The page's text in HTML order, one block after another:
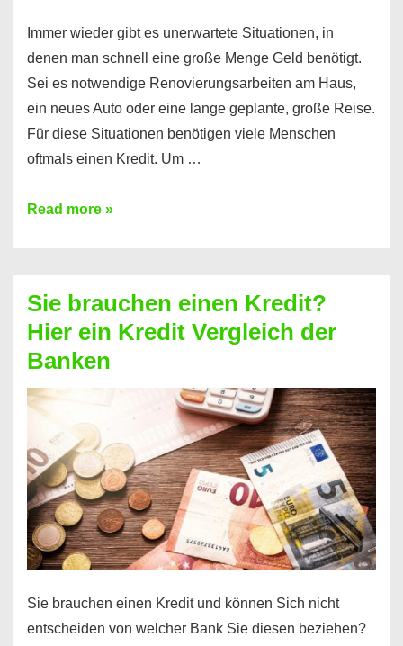
Immer wieder gibt es unerwartete Situationen, in
denen man schnell eine große Menge Geld benötigt.
Sei es notwendige Renovierungsarbeiten am Haus,
ein neues Auto oder eine lange geplante, große Reise.
Für diese Situationen benötigen viele Menschen
oftmals einen Kredit. Um …
Brauchen
Summe
Geld?
Hier
einen
10000
Euro
Kredit
finden
Read more »
Sie brauchen einen Kredit?
Hier ein Kredit Vergleich der
Banken
Sie brauchen einen Kredit und können Sich nicht
entscheiden von welcher Bank Sie diesen beziehen?